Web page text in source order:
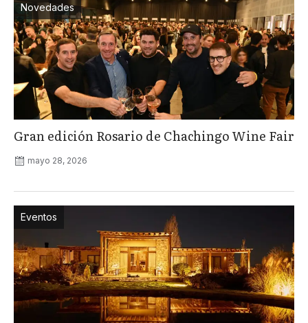
Novedades
Gran edición Rosario de Chachingo Wine Fair
mayo 28, 2026
Eventos